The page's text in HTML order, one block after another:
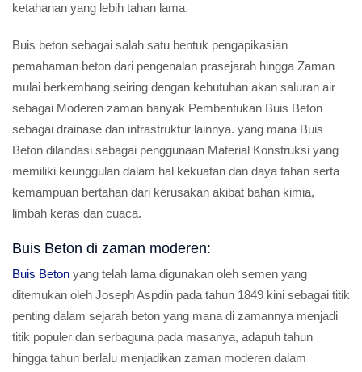
ketahanan yang lebih tahan lama.
Buis beton sebagai salah satu bentuk pengapikasian
pemahaman beton dari pengenalan prasejarah hingga Zaman
mulai berkembang seiring dengan kebutuhan akan saluran air
sebagai Moderen zaman banyak Pembentukan Buis Beton
sebagai drainase dan infrastruktur lainnya. yang mana Buis
Beton dilandasi sebagai penggunaan Material Konstruksi yang
memiliki keunggulan dalam hal kekuatan dan daya tahan serta
kemampuan bertahan dari kerusakan akibat bahan kimia,
limbah keras dan cuaca.
Buis Beton di zaman moderen:
Buis Beton yang telah lama digunakan oleh semen yang
ditemukan oleh Joseph Aspdin pada tahun 1849 kini sebagai titik
penting dalam sejarah beton yang mana di zamannya menjadi
titik populer dan serbaguna pada masanya, adapuh tahun
hingga tahun berlalu menjadikan zaman moderen dalam